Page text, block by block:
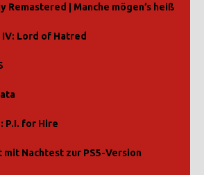
Remastered | Manche mögen’s heiß
Lord of Hatred
P.I. for Hire
Nachtest zur PS5-Version